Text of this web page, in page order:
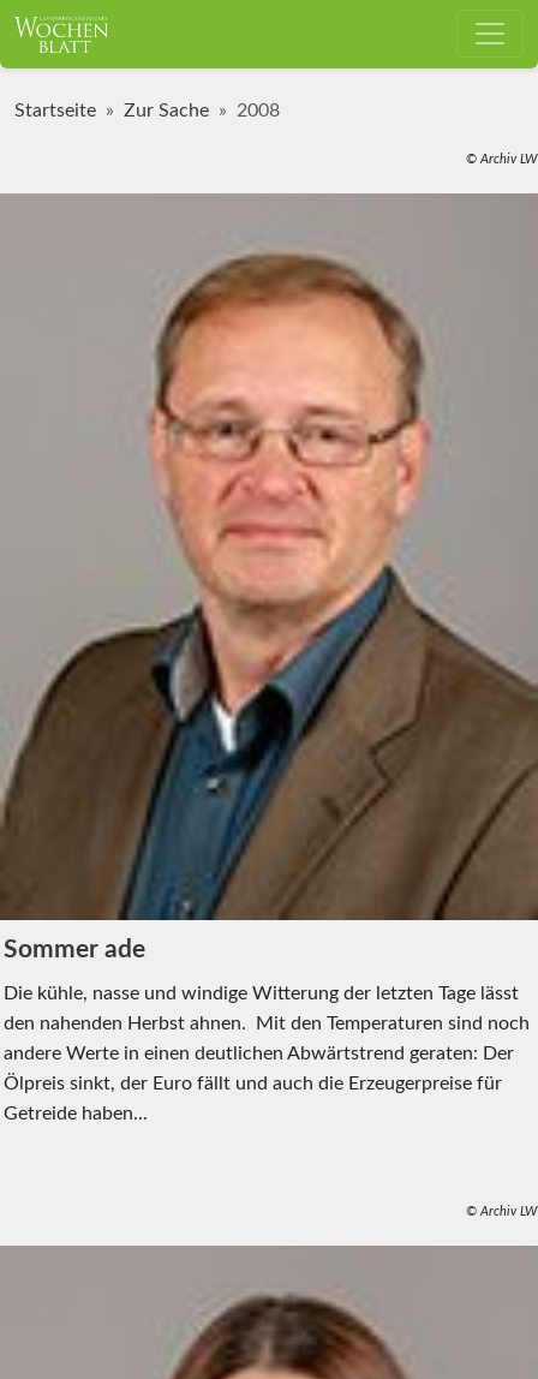
Startseite Zur Sache 2008
© Archiv LW
Sommer ade
Die kühle, nasse und windige Witterung der letzten Tage lässt
den nahenden Herbst ahnen. Mit den Temperaturen sind noch
andere Werte in einen deutlichen Abwärtstrend geraten: Der
Ölpreis sinkt, der Euro fällt und auch die Erzeugerpreise für
Getreide haben...
© Archiv LW